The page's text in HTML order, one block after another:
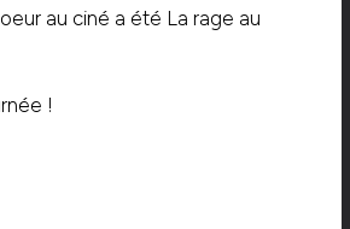
au ciné a été La rage au
!